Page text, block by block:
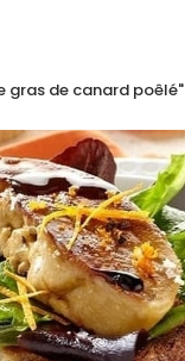
gras de canard poêlé"